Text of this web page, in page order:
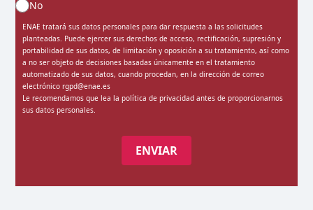
e
d
No
ENAE tratará sus datos personales para dar respuesta a las solicitudes
planteadas. Puede ejercer sus derechos de acceso, rectificación, supresión y
portabilidad de sus datos, de limitación y oposición a su tratamiento, así como
a no ser objeto de decisiones basadas únicamente en el tratamiento
automatizado de sus datos, cuando procedan, en la dirección de correo
electrónico rgpd@enae.es
Le recomendamos que lea lapolítica de privacidad antes de proporcionarnos
sus datos personales.
ENVIAR